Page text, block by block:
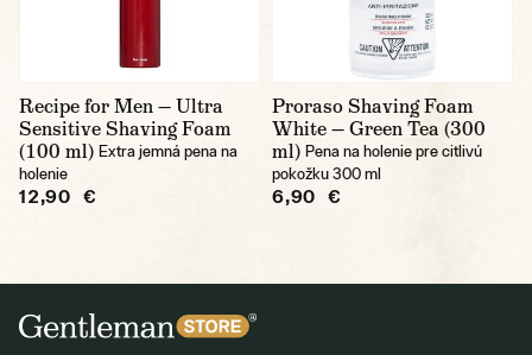
Recipe for Men — Ultra
Sensitive Shaving Foam
(100 ml) Extra jemná pena na
holenie
12,90 €
Proraso Shaving Foam
White — Green Tea (300
ml) Pena na holenie pre citlivú
pokožku 300 ml
6,90 €